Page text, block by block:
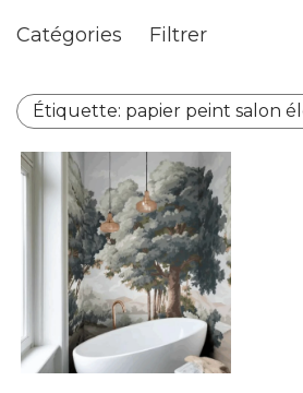
Catégories Filtrer
Étiquette: papier peint salon